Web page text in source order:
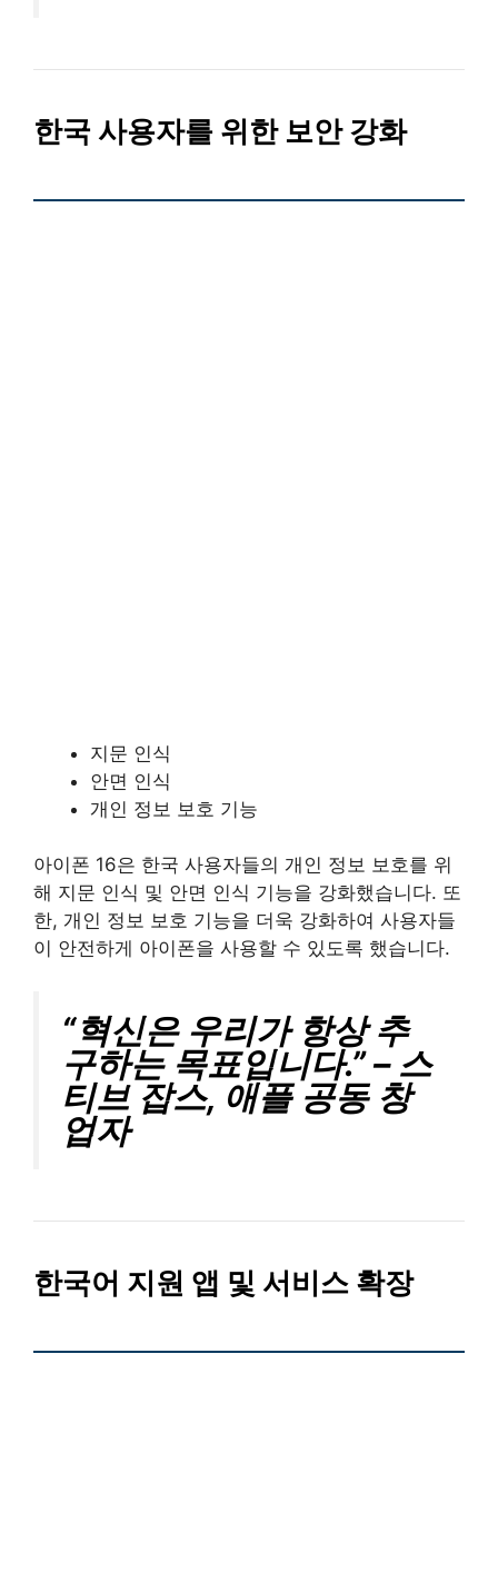
한국 사용자를 위한 보안 강화
지문 인식
안면 인식
개인 정보 보호 기능
아이폰 16은 한국 사용자들의 개인 정보 보호를 위
해 지문 인식 및 안면 인식 기능을 강화했습니다. 또
한, 개인 정보 보호 기능을 더욱 강화하여 사용자들
이 안전하게 아이폰을 사용할 수 있도록 했습니다.
“혁신은 우리가 항상 추
구하는 목표입니다.” – 스
티브 잡스, 애플 공동 창
업자
한국어 지원 앱 및 서비스 확장